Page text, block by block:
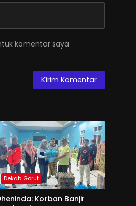
komentar saya
Dekab Gorut
Korban Banjir